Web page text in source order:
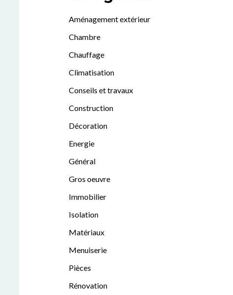
Aménagement extérieur
Chambre
Chauffage
Climatisation
Conseils et travaux
Construction
Décoration
Energie
Général
Gros oeuvre
Immobilier
Isolation
Matériaux
Menuiserie
Pièces
Rénovation